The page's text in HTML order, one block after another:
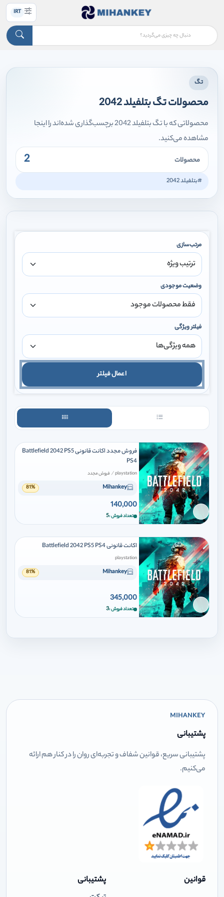
IRT
تگ
محصولات تگ بتلفیلد 2042
محصولاتی که با تگ بتلفیلد 2042 برچسب‌گذاری شده‌اند را اینجا
مشاهده می‌کنید.
محصولات 2
#بتلفیلد 2042
مرتب‌سازی
وضعیت موجودی
فیلتر ویژگی
اعمال فیلتر
برای افزودن وارد شوید
فروش مجدد اکانت قانونی Battlefield 2042 PS5
PS4
playstation
/ فروش مجدد
Mihankey
81%
140,000
تعداد فروش 5
برای افزودن وارد شوید
اکانت قانونی Battlefield 2042 PS5 PS4
playstation
Mihankey
81%
345,000
تعداد فروش 3
MIHANKEY
پشتیبانی
پشتیبانی سریع، قوانین شفاف و تجربه‌ای روان را در کنار هم ارائه
می‌کنیم.
قوانین پشتیبانی